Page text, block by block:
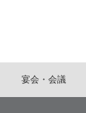
宴会・会議